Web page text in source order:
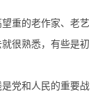
重的老作家、老艺
很熟悉，有些是初
党和人民的重要战